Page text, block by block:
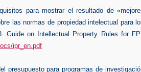
para mostrar elresultado de
lasnormas de propiedad intelectual para
Guide on Intellectual Property Rules for
ipr_en.pdf
presupuesto para programas de